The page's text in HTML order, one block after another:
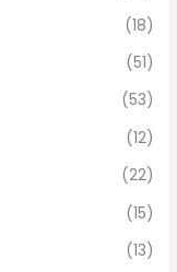
(18)
(51)
(53)
(12)
(22)
(15)
(13)